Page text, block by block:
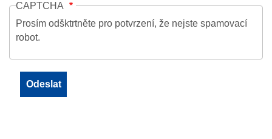
CAPTCHA
Prosím odšktrtněte pro potvrzení, že nejste spamovací
robot.